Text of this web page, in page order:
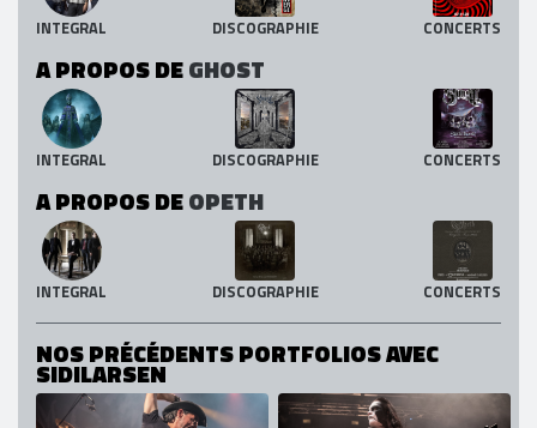
INTEGRAL DISCOGRAPHIE CONCERTS
A PROPOS DEGHOST
INTEGRAL DISCOGRAPHIE CONCERTS
A PROPOS DEOPETH
INTEGRAL DISCOGRAPHIE CONCERTS
NOS PRÉCÉDENTS PORTFOLIOS AVEC
SIDILARSEN